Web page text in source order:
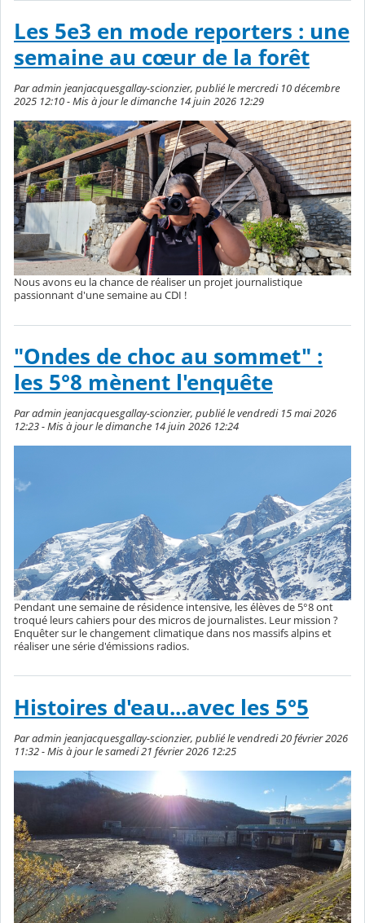
Les 5e3 en mode reporters : une
semaine au cœur de la forêt
Par admin jeanjacquesgallay-scionzier, publié le mercredi 10 décembre
2025 12:10 - Mis à jour le dimanche 14 juin 2026 12:29
Nous avons eu la chance de réaliser un projet journalistique
passionnant d'une semaine au CDI !
"Ondes de choc au sommet" :
les 5°8 mènent l'enquête
Par admin jeanjacquesgallay-scionzier, publié le vendredi 15 mai 2026
12:23 - Mis à jour le dimanche 14 juin 2026 12:24
Pendant une semaine de résidence intensive, les élèves de 5°8 ont
troqué leurs cahiers pour des micros de journalistes. Leur mission ?
Enquêter sur le changement climatique dans nos massifs alpins et
réaliser une série d'émissions radios.
Histoires d'eau...avec les 5°5
Par admin jeanjacquesgallay-scionzier, publié le vendredi 20 février 2026
11:32 - Mis à jour le samedi 21 février 2026 12:25